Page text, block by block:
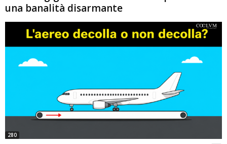
una banalità disarmante
280